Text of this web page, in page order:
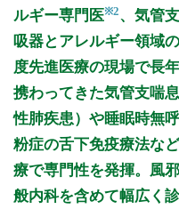
休診日: 木、日、祝
備考: 予防接種は午前は
ます。
※診療時間や臨時休診・診
機関ホームページ、また
>>病院なびで医療機関の
ルギー専門医※2、気管
吸器とアレルギー領域
度先進医療の現場で長
携わってきた気管支喘
性肺疾患）や睡眠時無
粉症の舌下免疫療法な
療で専門性を発揮。風
般内科を含めて幅広く